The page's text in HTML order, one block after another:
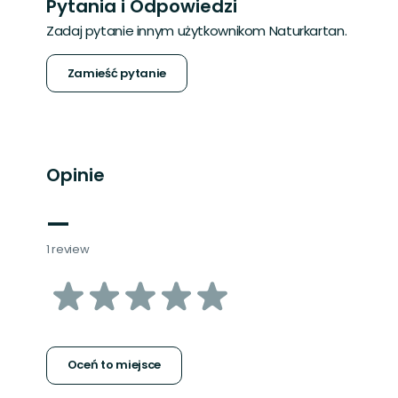
Pytania i Odpowiedzi
Zadaj pytanie innym użytkownikom Naturkartan.
Zamieść pytanie
Opinie
—
1 review
z
gwiazdek
Oceń to miejsce